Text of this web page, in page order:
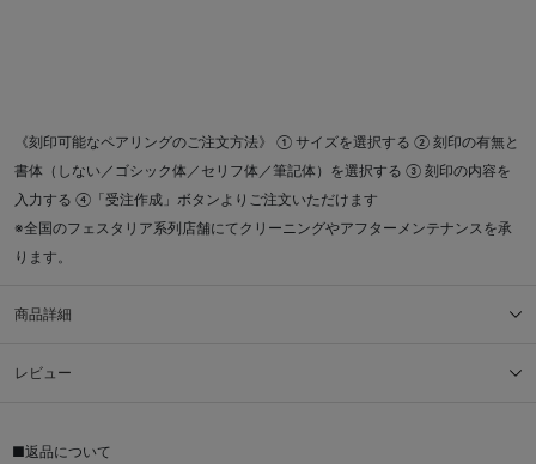
《刻印可能なペアリングのご注文方法》 ① サイズを選択する ② 刻印の有無と
書体（しない／ゴシック体／セリフ体／筆記体）を選択する ③ 刻印の内容を
入力する ④「受注作成」ボタンよりご注文いただけます
※全国のフェスタリア系列店舗にてクリーニングやアフターメンテナンスを承
ります。
商品詳細
レビュー
■返品について